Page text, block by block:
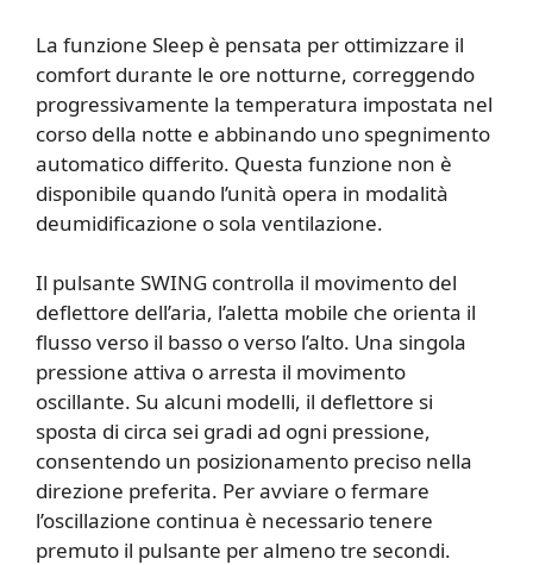
La funzione Sleep è pensata per ottimizzare il
comfort durante le ore notturne, correggendo
progressivamente la temperatura impostata nel
corso della notte e abbinando uno spegnimento
automatico differito. Questa funzione non è
disponibile quando l’unità opera in modalità
deumidificazione o sola ventilazione.
Il pulsante SWING controlla il movimento del
deflettore dell’aria, l’aletta mobile che orienta il
flusso verso il basso o verso l’alto. Una singola
pressione attiva o arresta il movimento
oscillante. Su alcuni modelli, il deflettore si
sposta di circa sei gradi ad ogni pressione,
consentendo un posizionamento preciso nella
direzione preferita. Per avviare o fermare
l’oscillazione continua è necessario tenere
premuto il pulsante per almeno tre secondi.